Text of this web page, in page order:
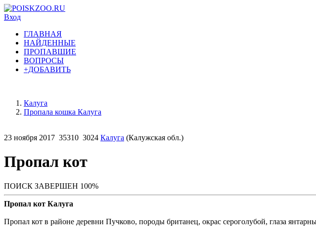
Вход
ГЛАВНАЯ
НАЙДЕННЫЕ
ПРОПАВШИЕ
ВОПРОСЫ
+ДОБАВИТЬ
Калуга
Пропала кошка Калуга
23 ноября 2017 35310 3024 Калуга (Калужская обл.)
Пропал кот
ПОИСК ЗАВЕРШЕН 100%
Пропал кот Калуга
Пропал кот в районе деревни Пучково, породы британец, окрас сероголубой, глаза